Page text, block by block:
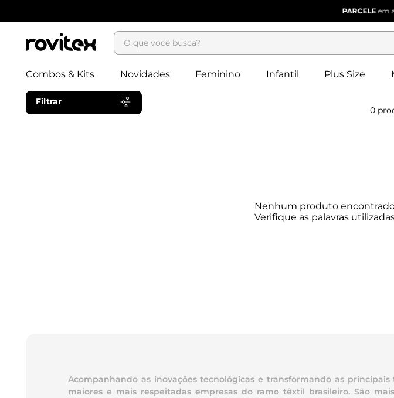
PARCELEem
O que você busca?
Combos & Kits Novidades Feminino Infantil Plus Size
Filtrar
0
Nenhum produto
Acompanhando as inovações tecnológicas e transformando as
maiores e mais respeitadas empresas do ramo têxtil brasileiro. São
Termos
buscados
vestido
vestido